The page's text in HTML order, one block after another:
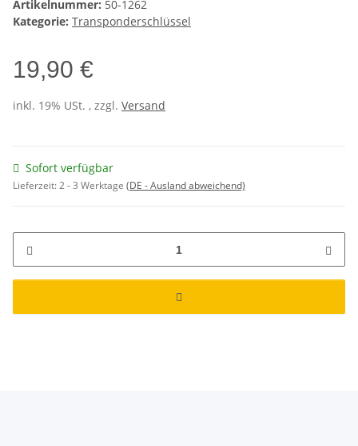
Artikelnummer: 50-1262
Kategorie: Transponderschlüssel
19,90 €
inkl. 19% USt. , zzgl. Versand
Sofort verfügbar
Lieferzeit:2 - 3 Werktage (DE - Ausland abweichend)